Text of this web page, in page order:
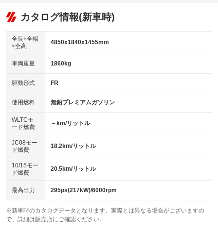
リフトアップ
：装備なし
：装備なし
パワーウィンドウ
アイドリングストップ
：装備あり
USB入力端子
：装備あり
100V電源
：装備なし
センターデフロック
：装備なし
電動格納ミラー
：装備あり
ビジュアル：-／DVD再生
：装備あり
アルミホイール：19インチ
：装備あり
HID(キセノンライト)
バックカメラ
エアロ
：装備あり
ローダウン
：装備あり
ベンチシート
：装備なし
チップアップシート
：装備なし
電動格納サードシート
：装備なし シートヒーター
：装備あり
ウォークスルー
カタログ情報(新車時)
全長×全幅
×全高
4850x1840x1455mm
車両重量 1860kg
駆動形式 FR
使用燃料 無鉛プレミアムガソリン
WLTCモ
ード燃費
－km/リットル
JC08モー
ド燃費
18.2km/リットル
10/15モー
ド燃費
20.5km/リットル
最高出力 295ps(217kW)/6000rpm
※新車時のカタログデータとなります。実際とは異なる場合がございますの
で、詳細は販売店にご確認ください。